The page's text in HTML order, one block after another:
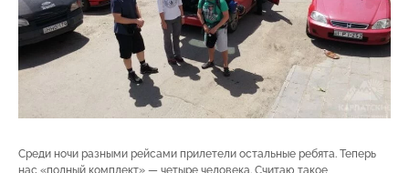
Среди ночи разными рейсами прилетели остальные ребята. Теперь
нас «полный комплект» — четыре человека. Считаю такое